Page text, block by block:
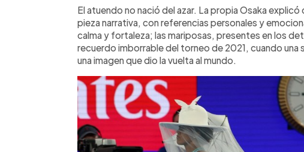
El atuendo no nació del azar. La propia Osaka
pieza narrativa, con referencias personales y
calma y fortaleza; las mariposas, presentes en los
recuerdo imborrable del torneo de 2021, cuando una
una imagen que dio la vuelta al mundo.